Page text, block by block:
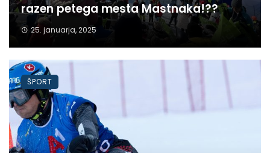
razen petega mesta Mastnaka!??
25. januarja, 2025
ŠPORT